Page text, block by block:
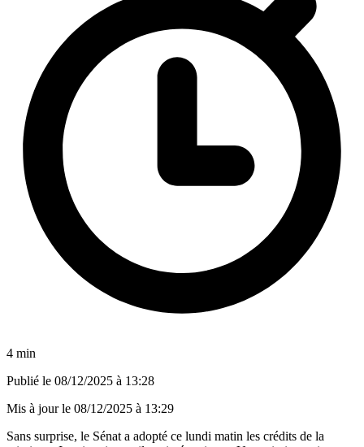
4 min
Publié le 08/12/2025 à 13:28
Mis à jour le 08/12/2025 à 13:29
Sans surprise, le Sénat a adopté ce lundi matin les crédits de la